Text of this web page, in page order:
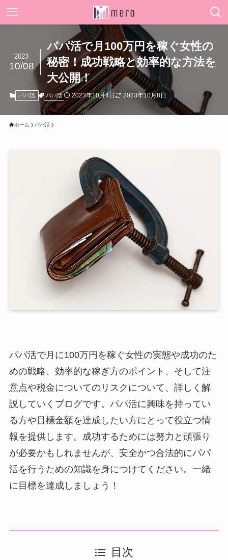
パパ活で月100万円を稼ぐ女性の
秘密！成功戦略と効率的な方法を
大公開！
2023
10/08
パパ活 パパ活 2023年10月4日 2023年10月8日
ホーム パパ活
パパ活で月に100万円を稼ぐ女性の実態や成功のた
めの戦略、効率的な稼ぎ方のポイント、そして注
意点や税金についてのリスクについて、詳しく解
説していくブログです。パパ活に興味を持ってい
る方や目標金額を達成したい方にとって役立つ情
報を提供します。成功するためには努力と頑張り
が必要かもしれませんが、安全かつ合法的にパパ
活を行うための知識を身につけてください。一緒
に目標を達成しましょう！
目次